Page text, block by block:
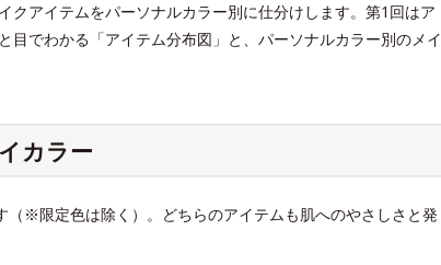
クアイテムをパーソナルカラー別に仕分けします。第1回はア
目でわかる「アイテム分布図」と、パーソナルカラー別のメイ
カラー
※限定色は除く）。どちらのアイテムも肌へのやさしさと発